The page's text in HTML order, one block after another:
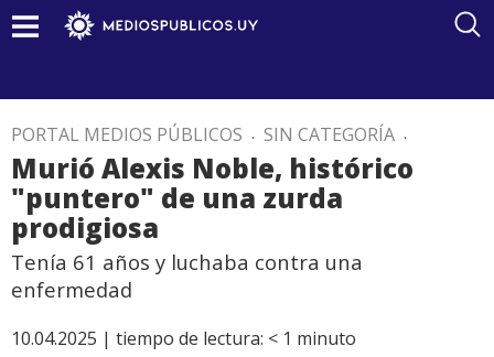
PORTAL MEDIOS PÚBLICOS . SIN CATEGORÍA .
Murió Alexis Noble, histórico
"puntero" de una zurda
prodigiosa
Tenía 61 años y luchaba contra una
enfermedad
10.04.2025 | tiempo de lectura: < 1 minuto